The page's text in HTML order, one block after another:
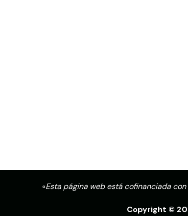
«Esta página web está cofinanciada
Copyright ©